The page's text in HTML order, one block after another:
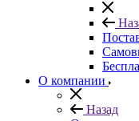
О компании
Назад